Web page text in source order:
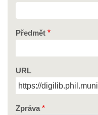
Předmět
URL
Zpráva